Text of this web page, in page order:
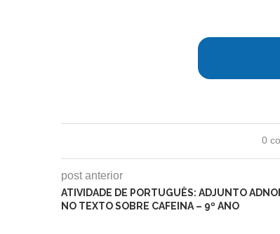
0
post anterior
ATIVIDADE DE PORTUGUÊS: ADJUNTO
NO TEXTO SOBRE CAFEINA – 9º ANO